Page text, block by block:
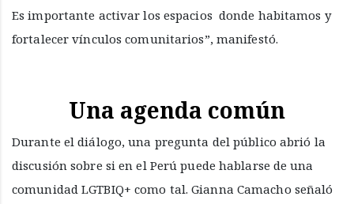
Es importante activar los espacios donde habitamos y
fortalecer vínculos comunitarios”, manifestó.
Una agenda común
Durante el diálogo, una pregunta del público abrió la
discusión sobre si en el Perú puede hablarse de una
comunidad LGTBIQ+ como tal. Gianna Camacho señaló